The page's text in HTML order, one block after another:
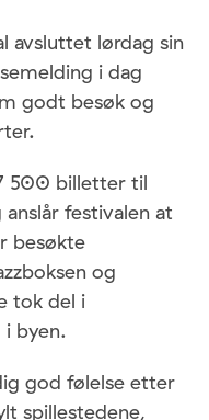
avsluttet lørdag sin
i dag
godt besøk og
500 billetter til
festivalen at
besøkte
og
tok del i
byen.
god følelse etter
spillestedene,